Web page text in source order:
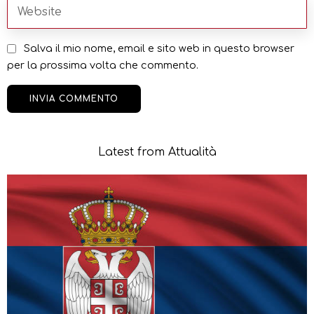
Salva il mio nome, email e sito web in questo browser
per la prossima volta che commento.
Latest from Attualità